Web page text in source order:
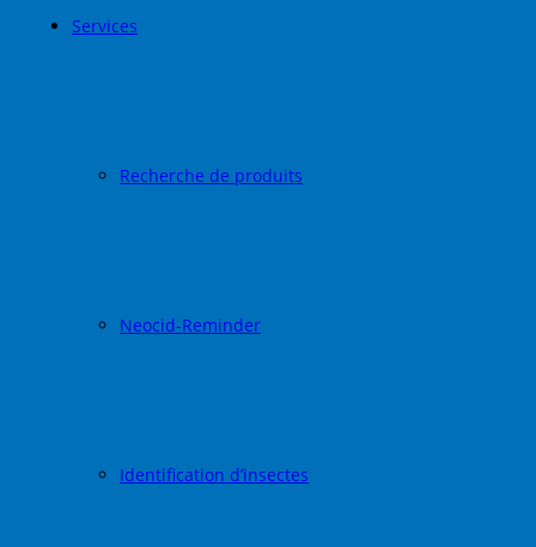
Services
Recherche de produits
Neocid-Reminder
Identification d’insectes